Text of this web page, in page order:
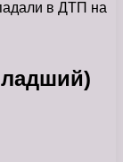
в ДТП на